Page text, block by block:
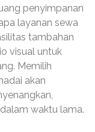
penyimpanan
layanan sewa
tambahan
visual untuk
Memilih
akan
waktu lama.